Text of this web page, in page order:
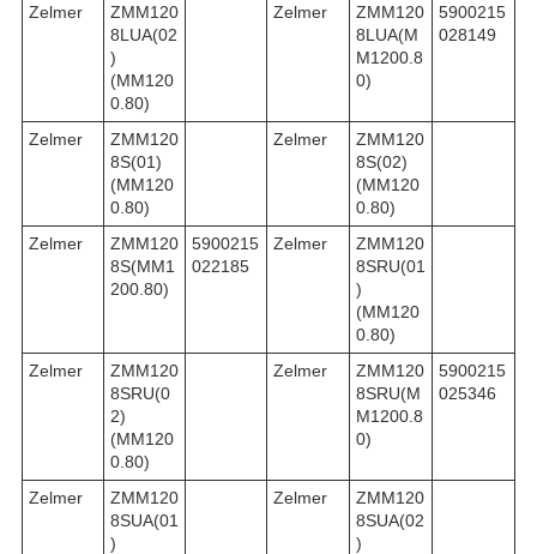
Zelmer
ZMM120
8LUA(02
)
(MM120
0.80)
Zelmer
ZMM120
8LUA(M
M1200.8
0)
5900215
028149
Zelmer
ZMM120
8S(01)
(MM120
0.80)
Zelmer
ZMM120
8S(02)
(MM120
0.80)
Zelmer
ZMM120
8S(MM1
200.80)
5900215
022185
Zelmer
ZMM120
8SRU(01
)
(MM120
0.80)
Zelmer
ZMM120
8SRU(0
2)
(MM120
0.80)
Zelmer
ZMM120
8SRU(M
M1200.8
0)
5900215
025346
Zelmer
ZMM120
8SUA(01
)
Zelmer
ZMM120
8SUA(02
)